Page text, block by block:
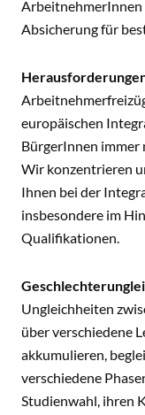
ArbeitnehmerInnen
Absicherung für
europäischen
BürgerInnen immer
Wir konzentrieren
Ihnen bei der
insbesondere im
Qualifikationen.
Ungleichheiten
über verschiedene
akkumulieren,
verschiedene
Studienwahl, ihren